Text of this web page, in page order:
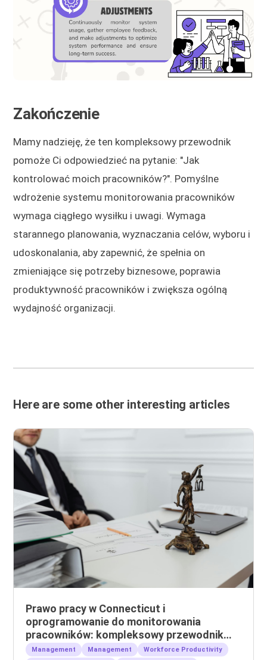
Zakończenie
Mamy nadzieję, że ten kompleksowy przewodnik
pomoże Ci odpowiedzieć na pytanie: "Jak
kontrolować moich pracowników?". Pomyślne
wdrożenie systemu monitorowania pracowników
wymaga ciągłego wysiłku i uwagi. Wymaga
starannego planowania, wyznaczania celów, wyboru i
udoskonalania, aby zapewnić, że spełnia on
zmieniające się potrzeby biznesowe, poprawia
produktywność pracowników i zwiększa ogólną
wydajność organizacji.
Here are some other interesting articles
Prawo pracy w Connecticut i
oprogramowanie do monitorowania
pracowników: kompleksowy przewodnik
dla pracodawców
Management Management
Workforce Productivity